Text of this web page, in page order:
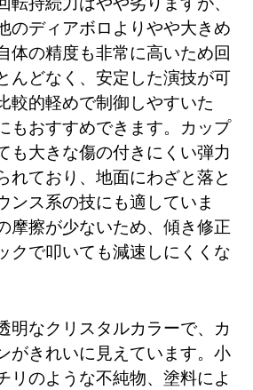
のディアボロよりやや大きめ
体の精度も非常に高いため回
んどなく、安定した演技が可
較的軽めで制御しやすいた
もおすすめできます。カップ
も大きな傷の付きにくい弾力
れており、地面にわざと落と
ンス系の技にも適していま
摩擦が少ないため、傾き修正
クで叩いても減速しにくくな
明なクリスタルカラーで、カ
がきれいに見えています。小
リのような不純物、塗料によ